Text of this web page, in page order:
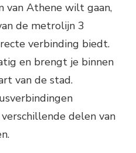
van Athene wilt gaan,
de metrolijn 3
verbinding biedt.
en brengt je binnen
van de stad.
delen van